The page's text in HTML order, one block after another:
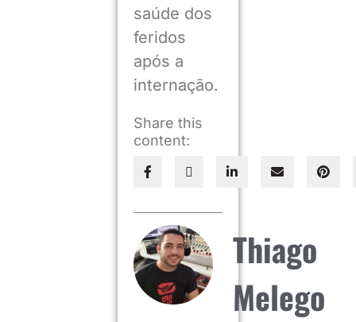
saúde dos
feridos
após a
internação.
Share this
content:
Thiago
Melego